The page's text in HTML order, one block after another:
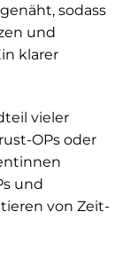
sodass
und
klarer
vieler
OPs oder
und
von Zeit-